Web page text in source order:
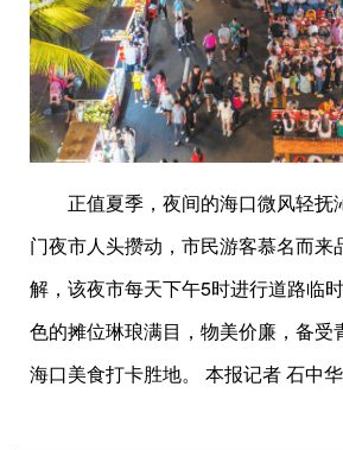
正值夏季，夜间的海口微风轻抚
门夜市人头攒动，市民游客慕名而来
解，该夜市每天下午5时进行道路临
色的摊位琳琅满目，物美价廉，备受
海口美食打卡胜地。 本报记者 石中